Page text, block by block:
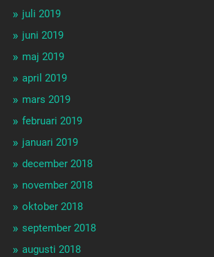
juli 2019
juni 2019
maj 2019
april 2019
mars 2019
februari 2019
januari 2019
december 2018
november 2018
oktober 2018
september 2018
augusti 2018